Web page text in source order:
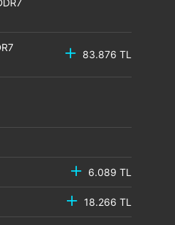
83.876 TL
6.089 TL
18.266 TL